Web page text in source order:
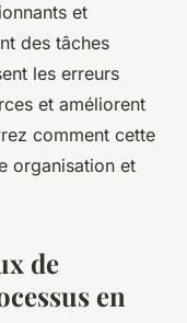
et
des tâches
les erreurs
et améliorent
comment cette
organisation et
de
en